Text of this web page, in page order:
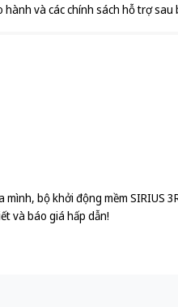
và các chính sách hỗ trợ sau
bộ khởi động mềm SIRIUS
và báo giá hấp dẫn!